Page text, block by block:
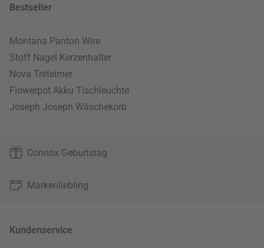
Bestseller
Montana Panton Wire
Stoff Nagel Kerzenhalter
Nova Treteimer
Flowerpot Akku Tischleuchte
Joseph Joseph Wäschekorb
Connox Geburtstag
Markenliebling
Kundenservice